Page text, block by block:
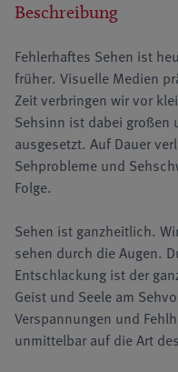
Beschreibung
Fehlerhaftes Sehen ist
früher. Visuelle Medien
Zeit verbringen wir vor
Sehsinn ist dabei
ausgesetzt. Auf Dauer
Sehprobleme und
Folge.
Sehen ist ganzheitlich.
sehen durch die Augen.
Entschlackung ist der
Geist und Seele am
Verspannungen und
unmittelbar auf die Art